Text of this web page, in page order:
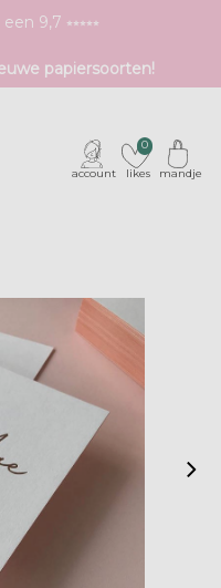
9,7 ⭒⭒⭒⭒⭒
unieke druktechnieken
papiersoorten!
account likes
0
mandje